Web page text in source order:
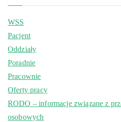
WSS
Pacjent
Oddziały
Poradnie
Pracownie
Oferty pracy
RODO – informacje związane z
osobowych